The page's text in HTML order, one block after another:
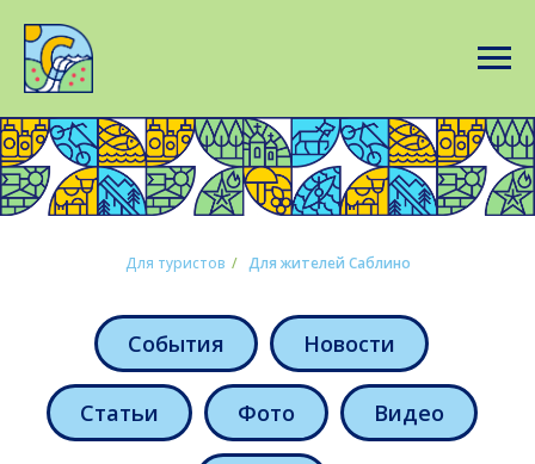
Для туристов / Для жителей Саблино
События Новости
Статьи Фото Видео